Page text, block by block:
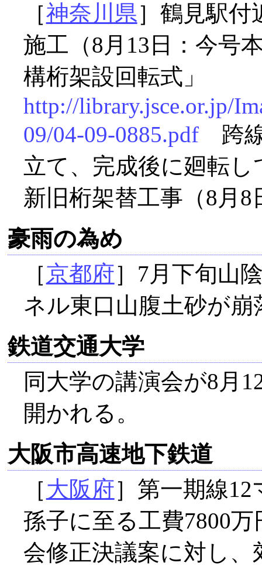
［神奈川県］鶴見駅付
施工（8月13日：今号
構桁架設回転式」
http://library.jsce.or.jp/
09/04-09-0885.pdf跨線
立て、完成後に廻転
新旧桁架替工事（8月8
豪雨の為め
［京都府］7月下旬山
ネル東口山腹土砂が崩
鉄道交通大学
同大学の講演会が8月
開かれる。
大阪市高速地下鉄道
［大阪府］第一期線
孫子に至る工費7800
会修正決議案に対し、